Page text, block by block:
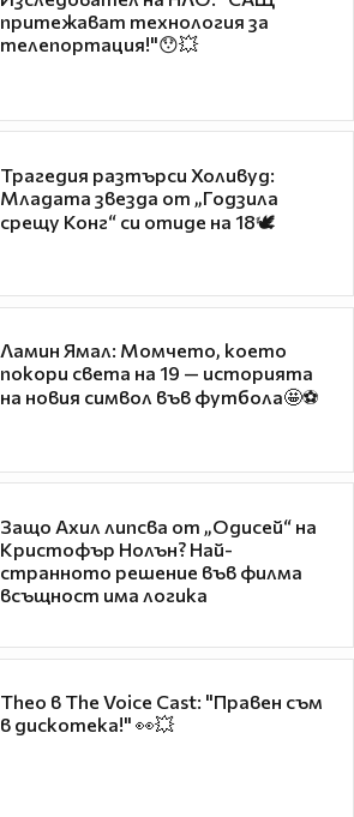
притежават технология за
телепортация!"😯💥
Трагедия разтърси Холивуд:
Младата звезда от „Годзила
срещу Конг“ си отиде на 18🕊️
Ламин Ямал: Момчето, което
покори света на 19 — историята
на новия символ във футбола🤩⚽
Защо Ахил липсва от „Одисей“ на
Кристофър Нолън? Най-
странното решение във филма
всъщност има логика
Theo в The Voice Cast: "Правен съм
в дискотека!" 👀💥